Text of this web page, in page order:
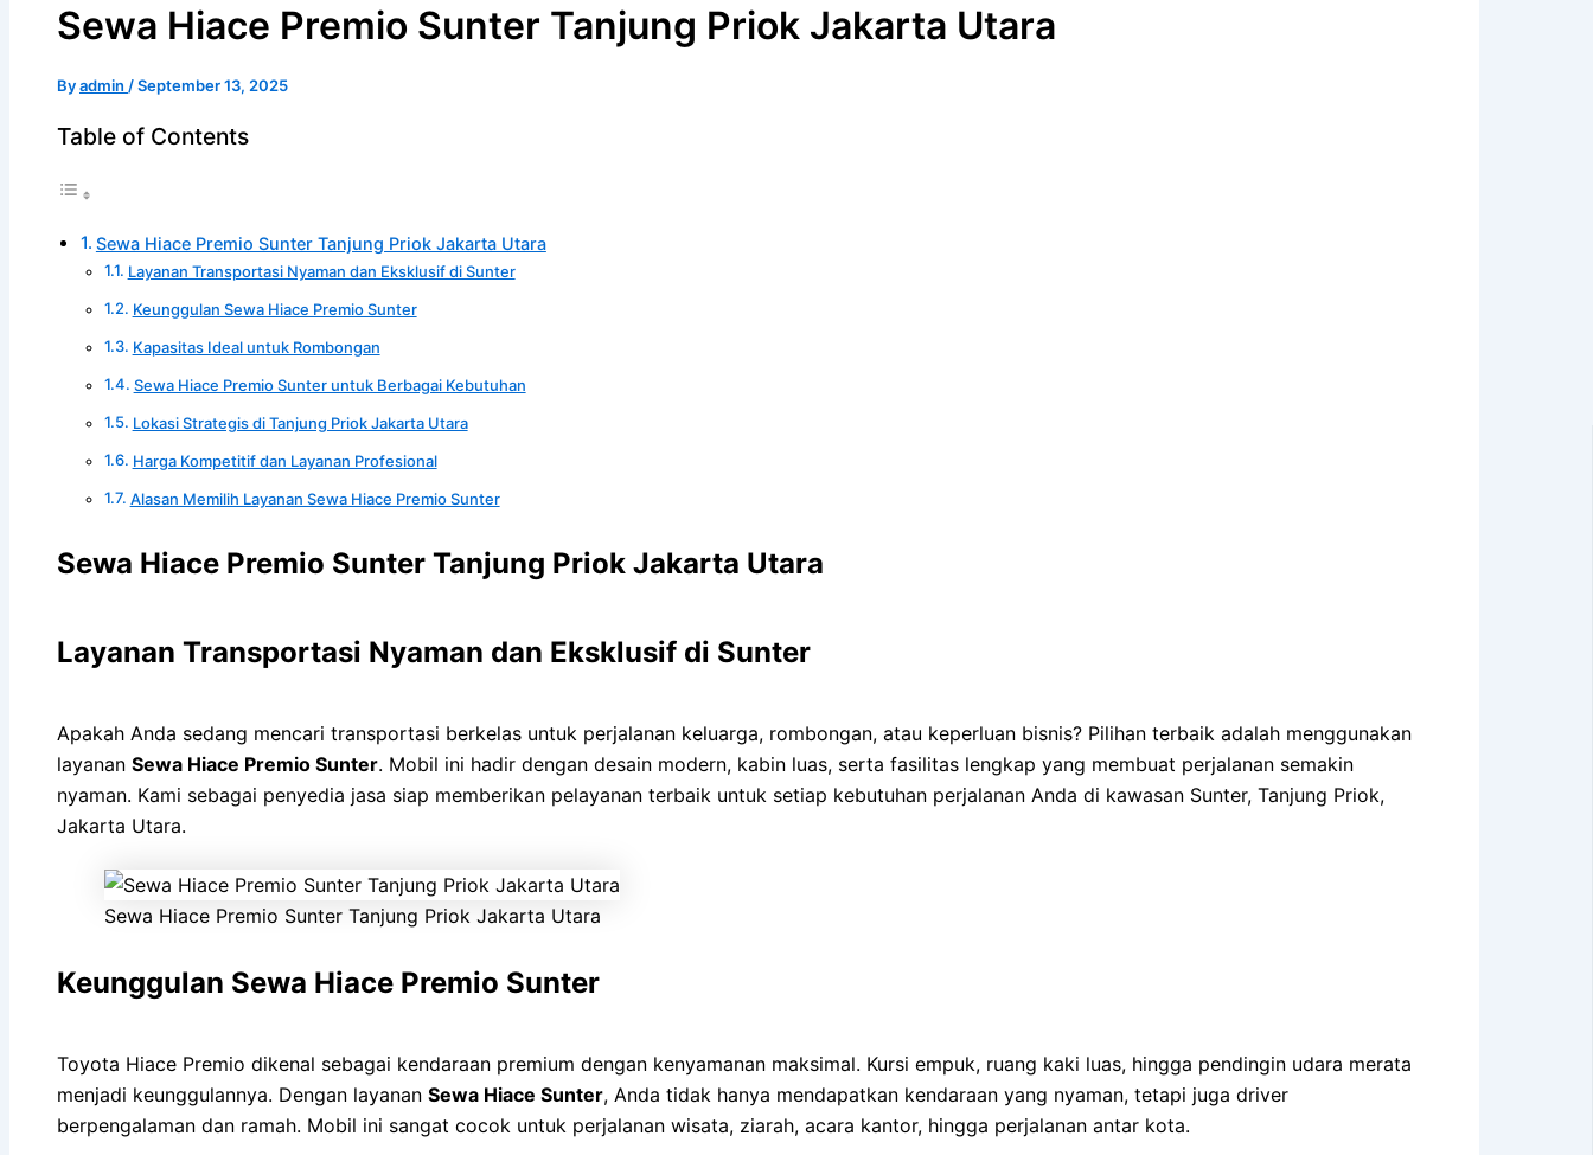
Sewa Hiace Premio Sunter Tanjung Priok Jakarta Utara
Byadmin /September 13, 2025
Table of Contents
Sewa Hiace Premio Sunter Tanjung Priok Jakarta Utara
Layanan Transportasi Nyaman dan Eksklusif di Sunter
Keunggulan Sewa Hiace Premio Sunter
Kapasitas Ideal untuk Rombongan
Sewa Hiace Premio Sunter untuk Berbagai Kebutuhan
Lokasi Strategis di Tanjung Priok Jakarta Utara
Harga Kompetitif dan Layanan Profesional
Alasan Memilih Layanan Sewa Hiace Premio Sunter
Sewa Hiace Premio Sunter Tanjung Priok Jakarta Utara
Layanan Transportasi Nyaman dan Eksklusif di Sunter
Apakah Anda sedang mencari transportasi berkelas untuk perjalanan keluarga, rombongan, atau keperluan bisnis? Pilihan terbaik adalah menggunakan
layanan Sewa Hiace Premio Sunter. Mobil ini hadir dengan desain modern, kabin luas, serta fasilitas lengkap yang membuat perjalanan semakin
nyaman. Kami sebagai penyedia jasa siap memberikan pelayanan terbaik untuk setiap kebutuhan perjalanan Anda di kawasan Sunter, Tanjung Priok,
Jakarta Utara.
Sewa Hiace Premio Sunter Tanjung Priok Jakarta Utara
Keunggulan Sewa Hiace Premio Sunter
Toyota Hiace Premio dikenal sebagai kendaraan premium dengan kenyamanan maksimal. Kursi empuk, ruang kaki luas, hingga pendingin udara merata
menjadi keunggulannya. Dengan layanan Sewa Hiace Sunter, Anda tidak hanya mendapatkan kendaraan yang nyaman, tetapi juga driver
berpengalaman dan ramah. Mobil ini sangat cocok untuk perjalanan wisata, ziarah, acara kantor, hingga perjalanan antar kota.